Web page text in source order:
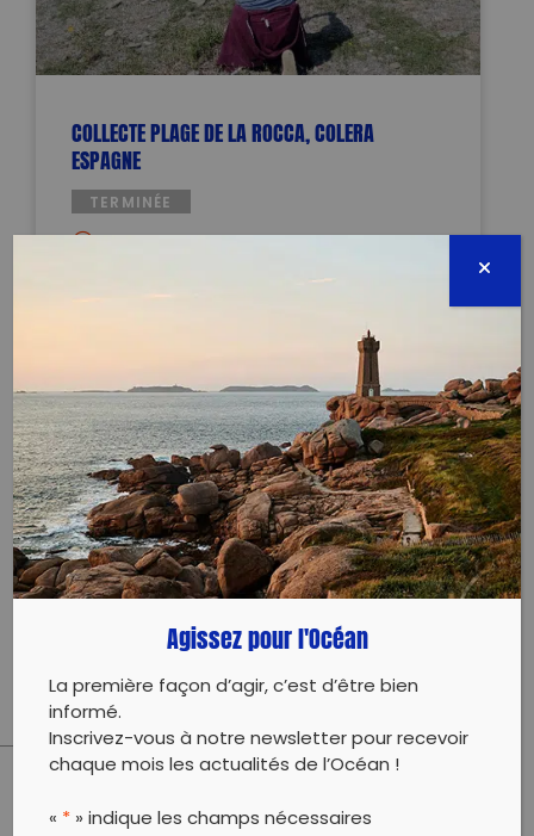
COLLECTE PLAGE DE LA ROCCA, COLERA
ESPAGNE
TERMINÉE
cerbere.gardiens.mer.nature@orange.fr
0676215561
Évènement proposé par :
CERBEREA JAMAIS
Collecte avec nos partenaires Platjes Netes Colera
PARTAGER CET ARTICLE:
Agissez pour l'Océan
La première façon d’agir, c’est d’être bien
informé.
Inscrivez-vous à notre newsletter pour recevoir
chaque mois les actualités de l’Océan !
« * » indique les champs nécessaires